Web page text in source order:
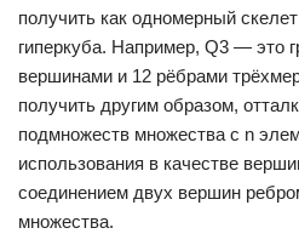
получить как одномерный скелет
гиперкуба. Например, Q3 — это
вершинами и 12 рёбрами
получить другим образом,
подмножеств множества с n
использования в качестве
соединением двух вершин
множества.